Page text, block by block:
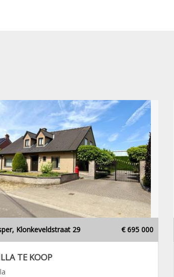
Klonkeveldstraat 29 € 695 000
TE KOOP